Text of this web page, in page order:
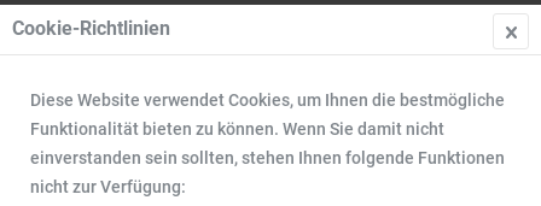
Cookie-Richtlinien
Diese Website verwendet Cookies, um Ihnen die bestmögliche
Funktionalität bieten zu können. Wenn Sie damit nicht
einverstanden sein sollten, stehen Ihnen folgende Funktionen
nicht zur Verfügung: